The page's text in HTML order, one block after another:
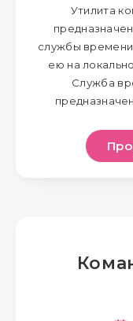
Утилита
службы времени
ею на
Служба